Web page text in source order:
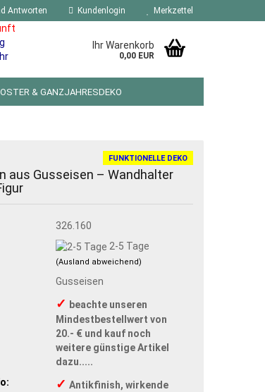
Antworten Kundenlogin Merkzettel
Ihr Warenkorb
0,00 EUR
OSTER & GANZJAHRESDEKO
%SONDERANGEBOTE%
FUNKTIONELLE DEKO
aus Gusseisen – Wandhalter
326.160
2-5 Tage
(Ausland abweichend)
Gusseisen
✓ beachte unseren
Mindestbestellwert von
20.- € und kauf noch
weitere günstige Artikel
dazu.....
✓ Antikfinish, wirkende